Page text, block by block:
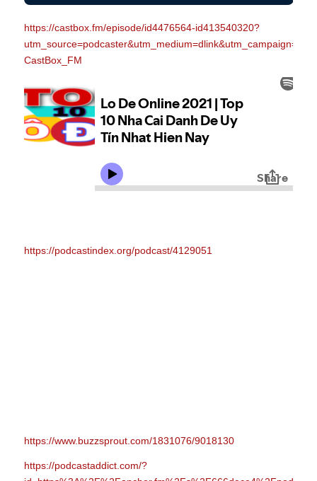
https://castbox.fm/episode/id4476564-id413540320?
CastBox_FM
https://podcastindex.org/podcast/4129051
https://www.buzzsprout.com/1831076/9018130
https://podcastaddict.com/?